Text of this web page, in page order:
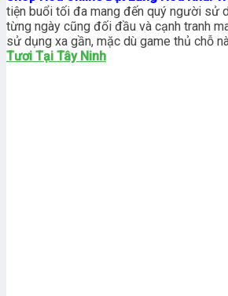
tiện buổi tối đa mang đến quý người sử
từng ngày cũng đối đầu và cạnh tranh
sử dụng xa gần, mặc dù game thủ chỗ
Tươi Tại Tây Ninh